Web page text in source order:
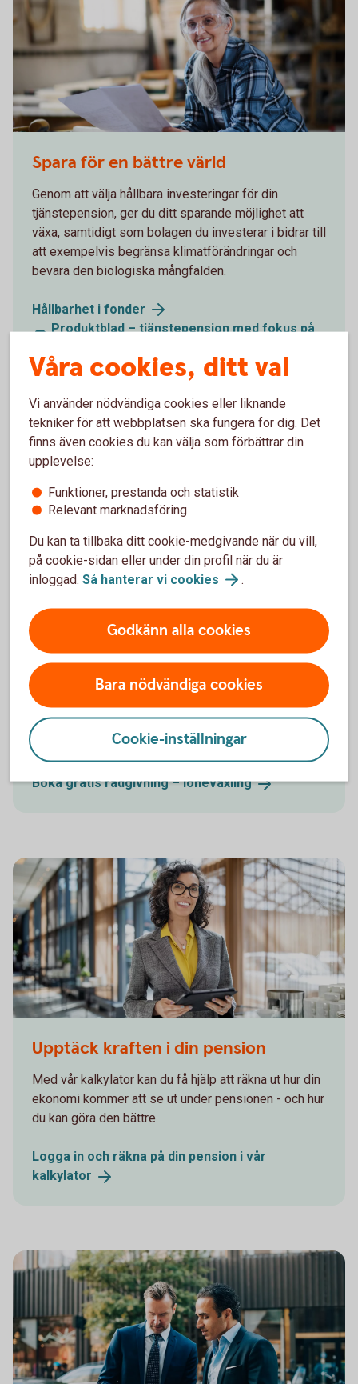
Spara för en bättre värld
Genom att välja hållbara investeringar för din
tjänstepension, ger du ditt sparande möjlighet att
växa, samtidigt som bolagen du investerar i bidrar till
att exempelvis begränsa klimatförändringar och
bevara den biologiska mångfalden.
Hållbarhet i fonder
Produktblad – tjänstepension med fokus på
Löneväxling – ett effektivt sätt att
spara mer
Om din arbetsgivare erbjuder löneväxling kan du byta
ut en del av din bruttolön mot pensionssparande.
Genom skatteeffekter kan detta vara ett lönsamt
sätt att pensionsspara ytterligare.
Produktblad – löneväxling (pdf)
Boka gratis rådgivning –löneväxling
Upptäck kraften i din pension
Med vår kalkylator kan du få hjälp att räkna ut hur din
ekonomi kommer att se ut under pensionen - och hur
du kan göra den bättre.
Logga in och räkna på din pension i vår
kalkylator
Våra cookies, ditt val
Vi använder nödvändiga cookies eller liknande
tekniker för att webbplatsen ska fungera för dig. Det
finns även cookies du kan välja som förbättrar din
upplevelse:
Funktioner, prestanda och statistik
Relevant marknadsföring
Du kan ta tillbaka ditt cookie-medgivande när du vill,
på cookie-sidan eller under din profil när du är
inloggad. Så hanterar vi cookies .
Godkänn alla cookies
Bara nödvändiga cookies
Cookie-inställningar